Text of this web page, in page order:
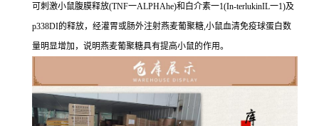
可刺激小鼠腹膜释放(TNF一ALPHAhe)和白介素一1(In-terlukinIL一1)及
p338DI的释放，经灌胃或肠外注射燕麦葡聚糖,小鼠血清免疫球蛋白数
量明显增加，说明燕麦葡聚糖具有提高小鼠的作用。